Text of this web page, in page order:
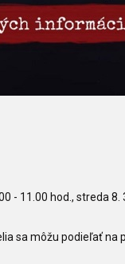
- 11.00 hod., streda
sa môžu podieľať na